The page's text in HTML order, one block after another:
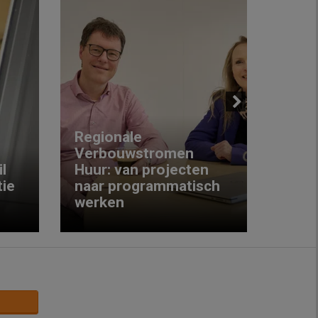
Regionale
Verbouwstromen
Huur: van projecten
naar programmatisch
werken
Next